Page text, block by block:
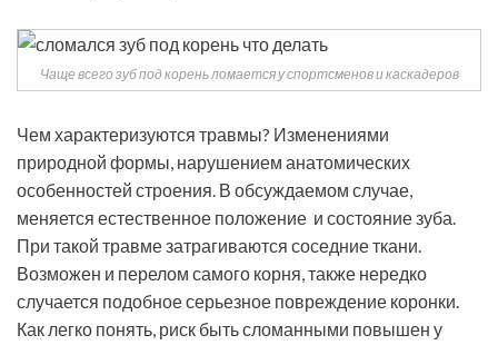
Чаще всего зуб под корень ломается у спортсменов и каскадеров
Чем характеризуются травмы? Изменениями
природной формы, нарушением анатомических
особенностей строения. В обсуждаемом случае,
меняется естественное положение и состояние зуба.
При такой травме затрагиваются соседние ткани.
Возможен и перелом самого корня, также нередко
случается подобное серьезное повреждение коронки.
Как легко понять, риск быть сломанными повышен у